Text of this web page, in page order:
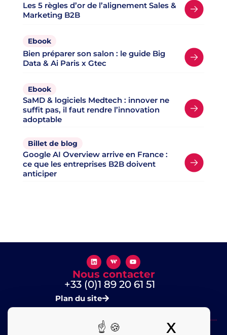
X
Les 5 règles d’or de l’alignement Sales &
Marketing B2B
Ebook
Bien préparer son salon : le guide Big
Data & Ai Paris x Gtec
Ebook
SaMD & logiciels Medtech : innover ne
suffit pas, il faut rendre l’innovation
adoptable
Billet de blog
Google AI Overview arrive en France :
ce que les entreprises B2B doivent
anticiper
Nous contacter
+33 (0)1 89 20 61 51
Plan du site